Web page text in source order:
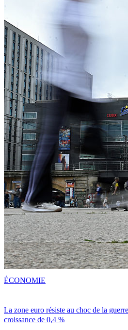
La zone euro résiste au choc de la
croissance de 0,4 %
ÉCONOMIE